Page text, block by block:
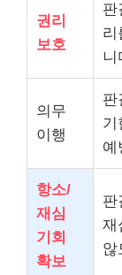
권리
보호
판
리
니
의무
이행
판
기
예
항소/
재심
기회
확보
판
재
않